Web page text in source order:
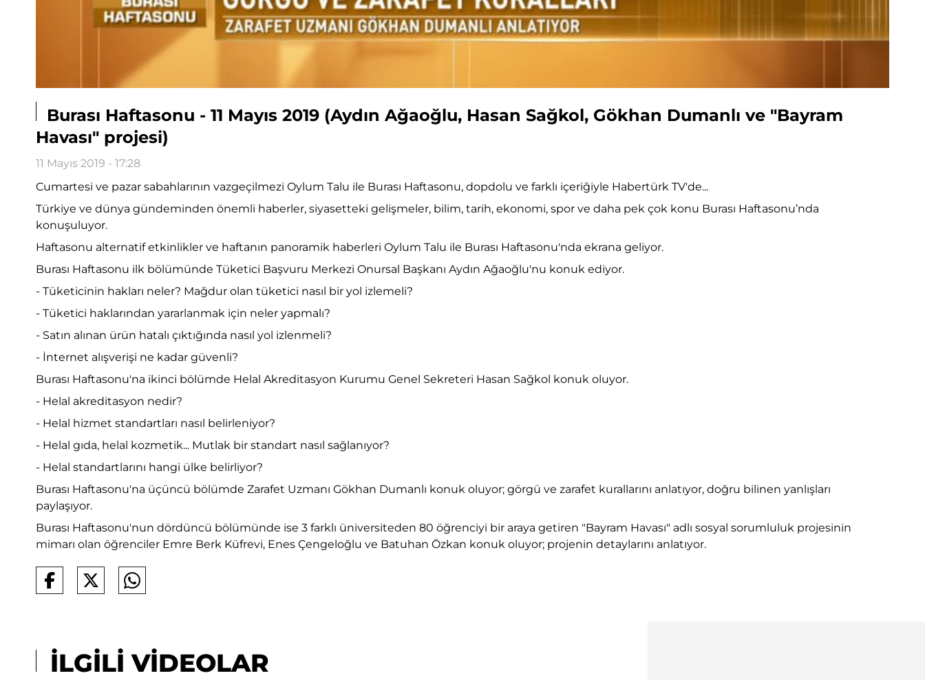
Burası Haftasonu - 11 Mayıs 2019 (Aydın Ağaoğlu, Hasan Sağkol, Gökhan Dumanlı ve "Bayram
Havası" projesi)
11 Mayıs 2019 - 17:28
Cumartesi ve pazar sabahlarının vazgeçilmezi Oylum Talu ile Burası Haftasonu, dopdolu ve farklı içeriğiyle Habertürk TV'de...
Türkiye ve dünya gündeminden önemli haberler, siyasetteki gelişmeler, bilim, tarih, ekonomi, spor ve daha pek çok konu Burası Haftasonu’nda
konuşuluyor.
Haftasonu alternatif etkinlikler ve haftanın panoramik haberleri Oylum Talu ile Burası Haftasonu'nda ekrana geliyor.
Burası Haftasonu ilk bölümünde Tüketici Başvuru Merkezi Onursal Başkanı Aydın Ağaoğlu'nu konuk ediyor.
- Tüketicinin hakları neler? Mağdur olan tüketici nasıl bir yol izlemeli?
- Tüketici haklarından yararlanmak için neler yapmalı?
- Satın alınan ürün hatalı çıktığında nasıl yol izlenmeli?
- İnternet alışverişi ne kadar güvenli?
Burası Haftasonu'na ikinci bölümde Helal Akreditasyon Kurumu Genel Sekreteri Hasan Sağkol konuk oluyor.
- Helal akreditasyon nedir?
- Helal hizmet standartları nasıl belirleniyor?
- Helal gıda, helal kozmetik... Mutlak bir standart nasıl sağlanıyor?
- Helal standartlarını hangi ülke belirliyor?
Burası Haftasonu'na üçüncü bölümde Zarafet Uzmanı Gökhan Dumanlı konuk oluyor; görgü ve zarafet kurallarını anlatıyor, doğru bilinen yanlışları
paylaşıyor.
Burası Haftasonu'nun dördüncü bölümünde ise 3 farklı üniversiteden 80 öğrenciyi bir araya getiren "Bayram Havası" adlı sosyal sorumluluk projesinin
mimarı olan öğrenciler Emre Berk Küfrevi, Enes Çengeloğlu ve Batuhan Özkan konuk oluyor; projenin detaylarını anlatıyor.
İLGİLİ VİDEOLAR